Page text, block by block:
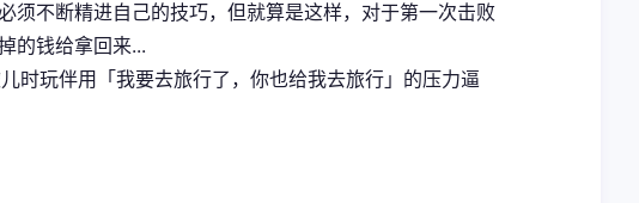
须不断精进自己的技巧，但就算是这样，对于第一次击败
的钱给拿回来...
时玩伴用「我要去旅行了，你也给我去旅行」的压力逼